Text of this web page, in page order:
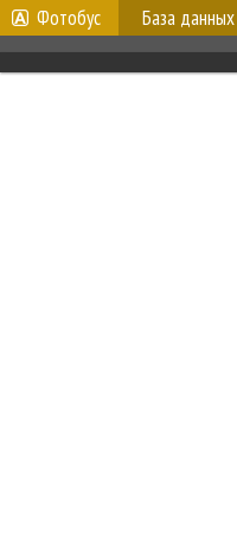
Фотобус База данных